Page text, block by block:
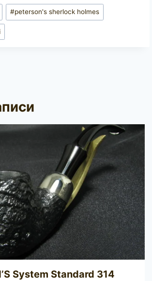
#peterson's sherlock holmes
System Standard 314